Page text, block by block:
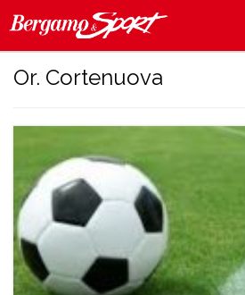
Or. Cortenuova